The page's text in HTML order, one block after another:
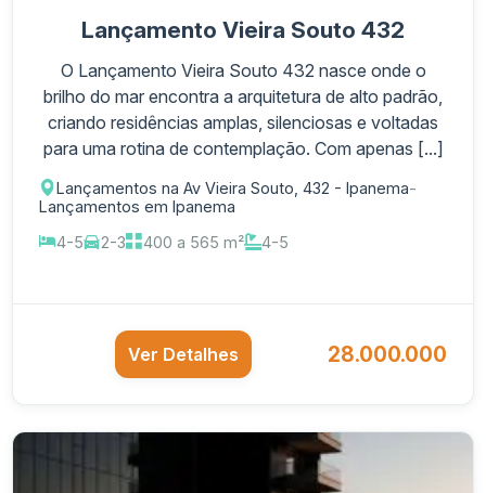
Lançamento Vieira Souto 432
O Lançamento Vieira Souto 432 nasce onde o
brilho do mar encontra a arquitetura de alto padrão,
criando residências amplas, silenciosas e voltadas
para uma rotina de contemplação. Com apenas [...]
Lançamentos na Av Vieira Souto, 432 - Ipanema-
Lançamentos em Ipanema
4-5
2-3 400 a 565 m² 4-5
Ver Detalhes 28.000.000